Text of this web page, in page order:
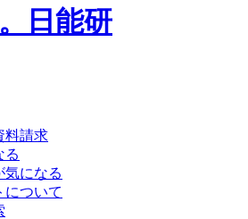
料請求
る
気になる
について